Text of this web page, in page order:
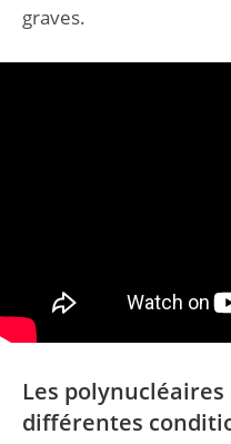
graves.
Les
différentes